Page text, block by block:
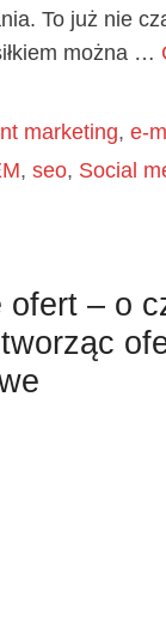
To już nie
można …
marketing, e-
, seo, Social
ofert – o